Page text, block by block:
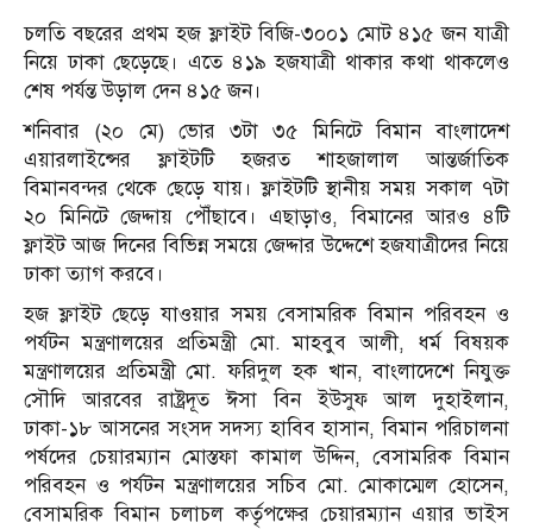
চলতি বছরের প্রথম হজ ফ্লাইট বিজি-৩০০১ মোট ৪১৫ জন যাত্রী
নিয়ে ঢাকা ছেড়েছে। এতে ৪১৯ হজযাত্রী থাকার কথা থাকলেও
শেষ পর্যন্ত উড়াল দেন ৪১৫ জন।
শনিবার (২০ মে) ভোর ৩টা ৩৫ মিনিটে বিমান বাংলাদেশ
এয়ারলাইন্সের ফ্লাইটটি হজরত শাহজালাল আন্তর্জাতিক
বিমানবন্দর থেকে ছেড়ে যায়। ফ্লাইটটি স্থানীয় সময় সকাল ৭টা
২০ মিনিটে জেদ্দায় পৌঁছাবে। এছাড়াও, বিমানের আরও ৪টি
ফ্লাইট আজ দিনের বিভিন্ন সময়ে জেদ্দার উদ্দেশে হজযাত্রীদের নিয়ে
ঢাকা ত্যাগ করবে।
হজ ফ্লাইট ছেড়ে যাওয়ার সময় বেসামরিক বিমান পরিবহন ও
পর্যটন মন্ত্রণালয়ের প্রতিমন্ত্রী মো. মাহবুব আলী, ধর্ম বিষয়ক
মন্ত্রণালয়ের প্রতিমন্ত্রী মো. ফরিদুল হক খান, বাংলাদেশে নিযুক্ত
সৌদি আরবের রাষ্ট্রদূত ঈসা বিন ইউসুফ আল দুহাইলান,
ঢাকা-১৮ আসনের সংসদ সদস্য হাবিব হাসান, বিমান পরিচালনা
পর্ষদের চেয়ারম্যান মোস্তফা কামাল উদ্দিন, বেসামরিক বিমান
পরিবহন ও পর্যটন মন্ত্রণালয়ের সচিব মো. মোকাম্মেল হোসেন,
বেসামরিক বিমান চলাচল কর্তৃপক্ষের চেয়ারম্যান এয়ার ভাইস